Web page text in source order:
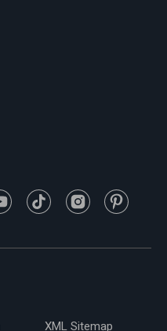
XML Sitemap